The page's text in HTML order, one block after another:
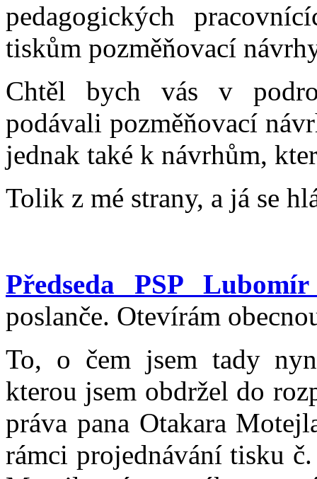
pedagogických
tiskům pozměňovací
Chtěl bych vás v
podávali pozměňovací
jednak také k návrhům,
Tolik z mé strany, a já se
Předseda PSP
poslanče. Otevírám
To, o čem jsem tady
kterou jsem obdržel do
práva pana Otakara
rámci projednávání tisku